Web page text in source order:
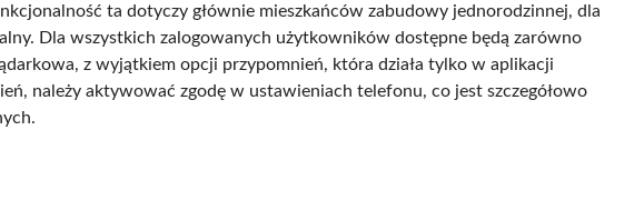
ta dotyczy głównie mieszkańców zabudowy jednorodzinnej, dla
Dla wszystkich zalogowanych użytkowników dostępne będą zarówno
z wyjątkiem opcji przypomnień, która działa tylko w aplikacji
należy aktywować zgodę w ustawieniach telefonu, co jest szczegółowo